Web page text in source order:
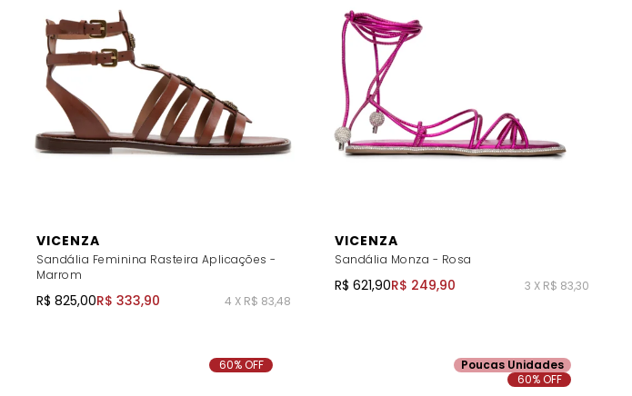
VICENZA
Sandália Feminina Rasteira Aplicações -
Marrom
R$ 825,00R$ 333,90 4 X R$ 83,48
VICENZA
Sandália Monza - Rosa
R$ 621,90R$ 249,90 3 X R$ 83,30
60% OFF
Poucas Unidades
60% OFF